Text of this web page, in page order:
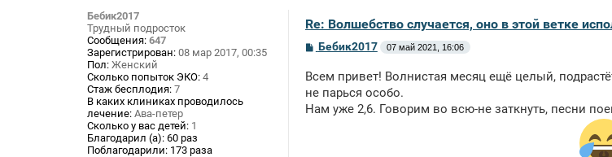
Бебик2017
Трудный подросток
Сообщения: 647
Зарегистрирован: 08 мар 2017, 00:35
Пол: Женский
Сколько попыток ЭКО: 4
Стаж бесплодия: 7
В каких клиниках проводилось
лечение: Ава-петер
Сколько у вас детей: 1
Благодарил (а): 60 раз
Поблагодарили: 173 раза
Re: Волшебство случается, оно в этой ветке
С
б
щ
н
Бебик2017 07 май 2021, 16:06
Всем привет! Волнистая месяц ещё целый,
не парься особо.
Нам уже 2,6. Говорим во всю-не заткнуть, песни